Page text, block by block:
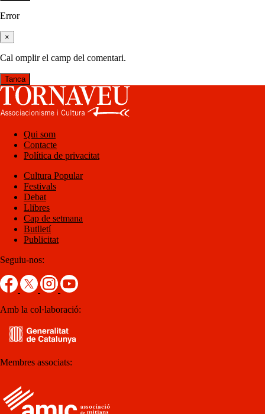
Error
×
Cal omplir el camp del comentari.
Tanca
Qui som
Contacte
Política de privacitat
Cultura Popular
Festivals
Debat
Llibres
Cap de setmana
Butlletí
Publicitat
Seguiu-nos:
Amb la col·laboració:
Membres associats: